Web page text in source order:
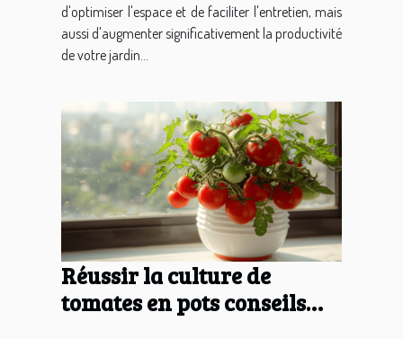
d'optimiser l'espace et de faciliter l'entretien, mais
aussi d'augmenter significativement la productivité
de votre jardin...
Réussir la culture de
tomates en pots conseils